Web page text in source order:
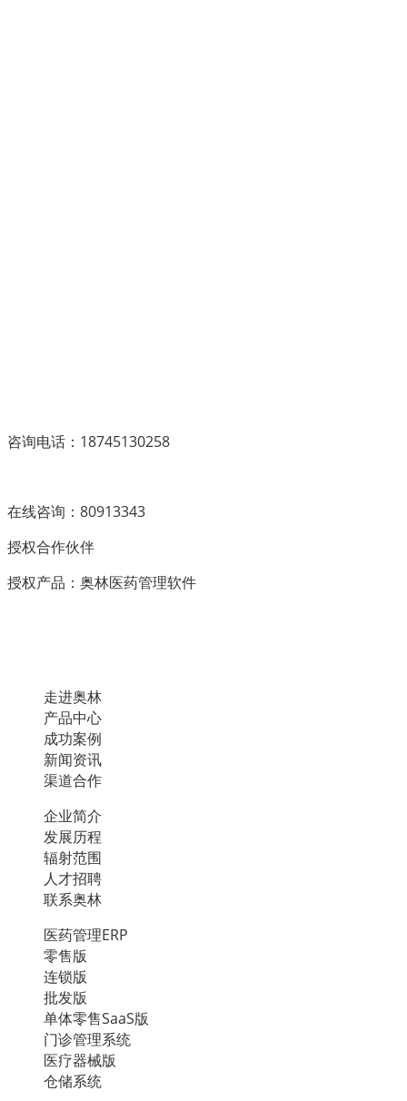
咨询电话：18745130258
在线咨询：80913343
授权合作伙伴
授权产品：奥林医药管理软件
走进奥林
产品中心
成功案例
新闻资讯
渠道合作
企业简介
发展历程
辐射范围
人才招聘
联系奥林
医药管理ERP
零售版
连锁版
批发版
单体零售SaaS版
门诊管理系统
医疗器械版
仓储系统